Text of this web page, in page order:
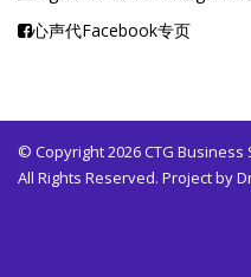
心声代Facebook专页
© Copyright 2026 CTG Business
All Rights Reserved. Project by